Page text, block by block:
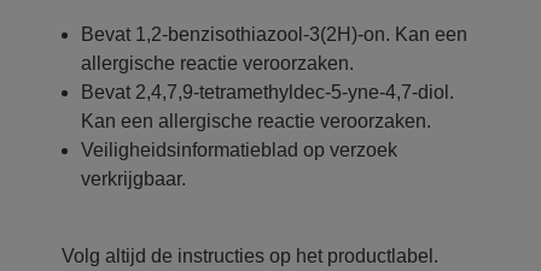
Bevat 1,2-benzisothiazool-3(2H)-on. Kan een
allergische reactie veroorzaken.
Bevat 2,4,7,9-tetramethyldec-5-yne-4,7-diol.
Kan een allergische reactie veroorzaken.
Veiligheidsinformatieblad op verzoek
verkrijgbaar.
Volg altijd de instructies op het productlabel.